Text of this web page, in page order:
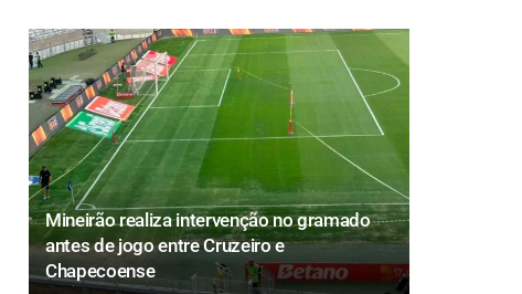
Mineirão realiza intervenção no gramado
antes de jogo entre Cruzeiro e
Chapecoense